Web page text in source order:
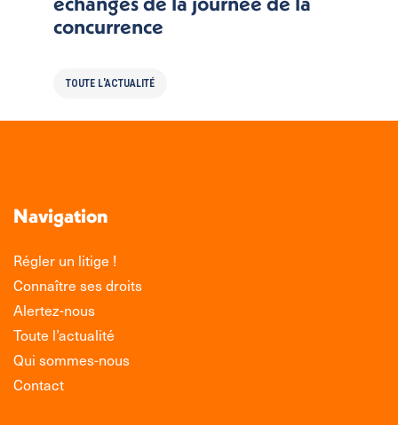
concurrence
TOUTE L'ACTUALITÉ
Navigation
Régler un litige !
Connaître ses droits
Alertez-nous
Toute l’actualité
Qui sommes-nous
Contact